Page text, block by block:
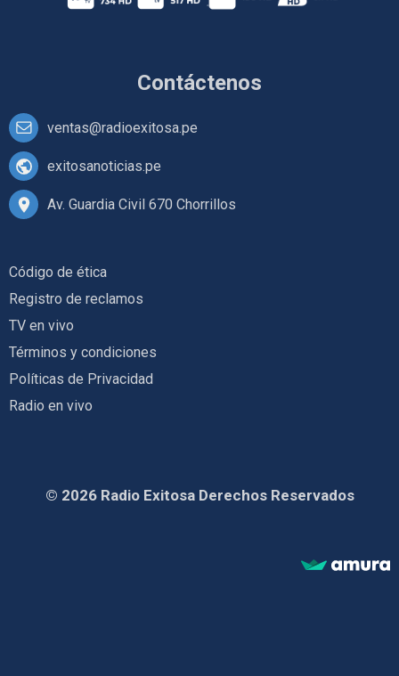
Contáctenos
ventas@radioexitosa.pe
exitosanoticias.pe
Av. Guardia Civil 670 Chorrillos
Código de ética
Registro de reclamos
TV en vivo
Términos y condiciones
Políticas de Privacidad
Radio en vivo
© 2026 Radio Exitosa Derechos Reservados